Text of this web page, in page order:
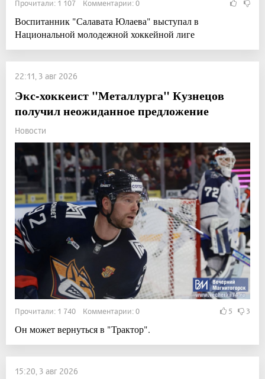
Прочитали: 1 107 Комментарии: 0
Воспитанник "Салавата Юлаева" выступал в
Национальной молодежной хоккейной лиге
22:11, 3 авг 2026
Экс-хоккеист "Металлурга" Кузнецов
получил неожиданное предложение
Новости
Прочитали: 1 740 Комментарии: 0 5 3
Он может вернуться в "Трактор".
15:20, 3 авг 2026